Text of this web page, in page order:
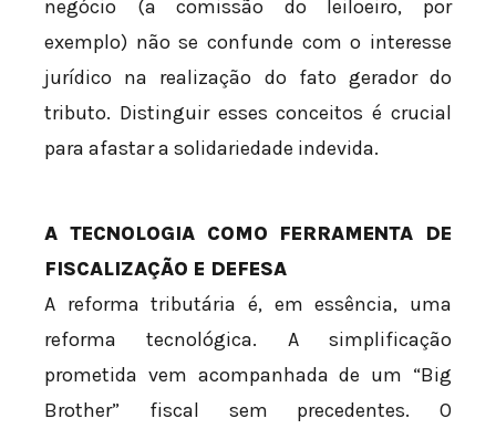
negócio (a comissão do leiloeiro, por
exemplo) não se confunde com o interesse
jurídico na realização do fato gerador do
tributo. Distinguir esses conceitos é crucial
para afastar a solidariedade indevida.
A TECNOLOGIA COMO FERRAMENTA DE
FISCALIZAÇÃO E DEFESA
A reforma tributária é, em essência, uma
reforma tecnológica. A simplificação
prometida vem acompanhada de um “Big
Brother” fiscal sem precedentes. O